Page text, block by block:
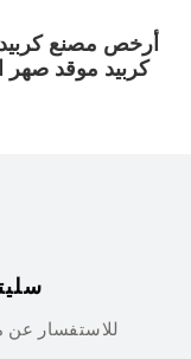
أرخص مصنع كربيد
كربيد موقد صهر
للاستفسار عن